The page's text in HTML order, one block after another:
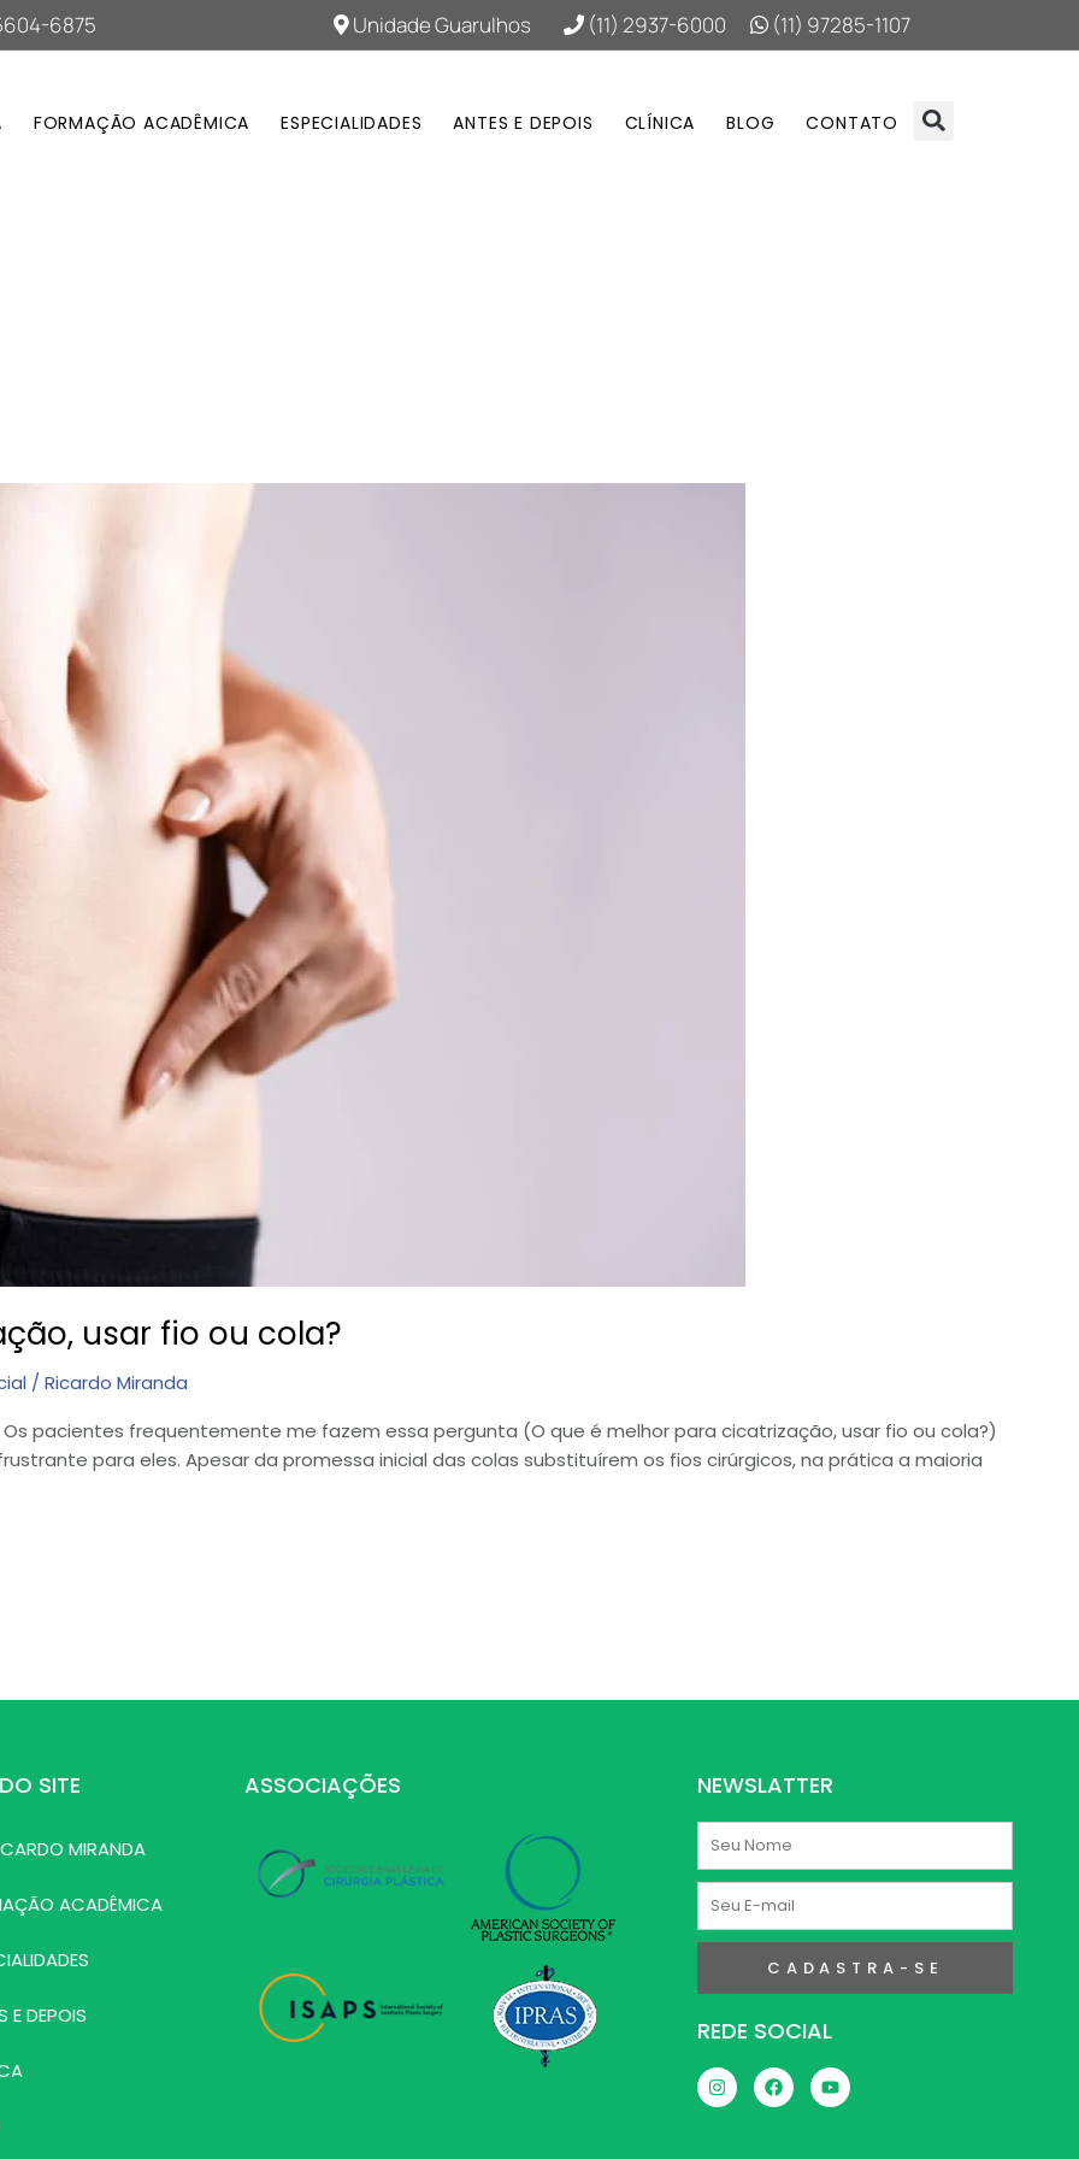
6875 Unidade Guarulhos (11) 2937-6000 (11) 97285-1107
FORMAÇÃO ACADÊMICA ESPECIALIDADES ANTES E DEPOIS CLÍNICA BLOG CONTATO
usar fio ou cola?
/ Ricardo Miranda
pacientes frequentemente me fazem essa pergunta (O que é melhor para cicatrização, usar fio ou cola?)
para eles. Apesar da promessa inicial das colas substituírem os fios cirúrgicos, na prática a maioria
SITE
MIRANDA
ACADÊMICA
E DEPOIS
ASSOCIAÇÕES NEWSLATTER
Nome
E-
mail
CADASTRA-SE
REDE SOCIAL
I
n
s
F
a
c
Y
o
u